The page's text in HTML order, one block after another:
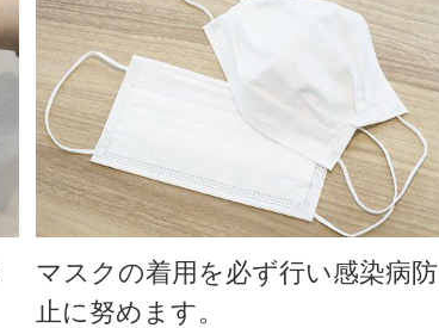
マスクの着用を必ず行い感染病防
止に努めます。